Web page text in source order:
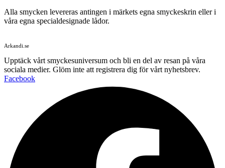
Alla smycken levereras antingen i märkets egna smyckeskrin eller i
våra egna specialdesignade lådor.
Arkandi.se
Upptäck vårt smyckesuniversum och bli en del av resan på våra
sociala medier. Glöm inte att registrera dig för vårt nyhetsbrev.
Facebook